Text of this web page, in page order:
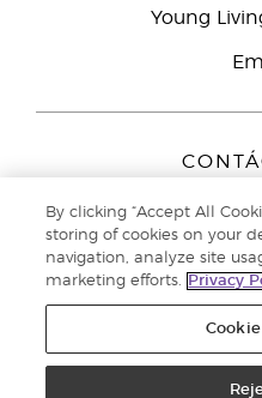
Young
9727 AJ
Servicio de
reservados. |
By clicking “Accept All
storing of cookies on your
navigation, analyze site
marketing efforts.
Privacy